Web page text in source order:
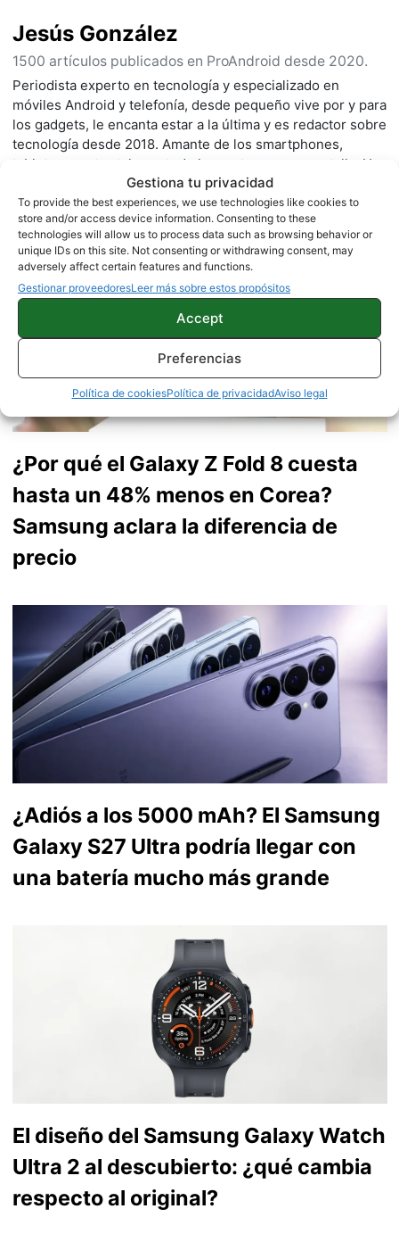
Gestiona tu privacidad
To provide the best experiences, we use technologies like cookies to
store and/or access device information. Consenting to these
technologies will allow us to process data such as browsing behavior or
unique IDs on this site. Not consenting or withdrawing consent, may
adversely affect certain features and functions.
Gestionar proveedoresLeer más sobre estos propósitos
Accept
Preferencias
Política de cookiesPolítica de privacidadAviso legal
Jesús González
1500 artículos publicados en ProAndroid desde 2020.
Periodista experto en tecnología y especializado en
móviles Android y telefonía, desde pequeño vive por y para
los gadgets, le encanta estar a la última y es redactor sobre
tecnología desde 2018. Amante de los smartphones,
tablets, smartwatches y todo lo que tenga una pantalla. Ha
probado más de 100 móviles de distintas marcas, y es
capaz de encontrar los detalles más importantes. Síguelo
enX.
¿Por qué el Galaxy Z Fold 8 cuesta
hasta un 48% menos en Corea?
Samsung aclara la diferencia de
precio
¿Adiós a los 5000 mAh? El Samsung
Galaxy S27 Ultra podría llegar con
una batería mucho más grande
El diseño del Samsung Galaxy Watch
Ultra 2 al descubierto: ¿qué cambia
respecto al original?